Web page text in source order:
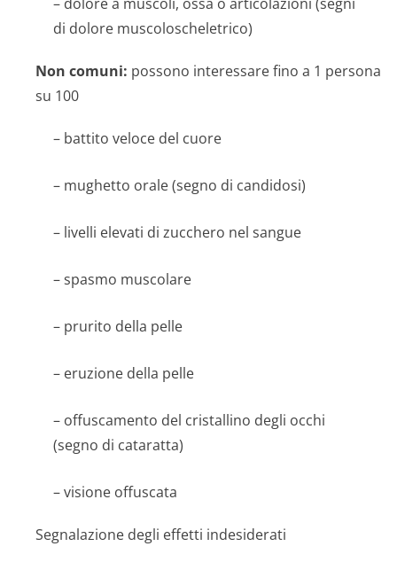
di dolore muscoloscheletrico)
Non comuni: possono interessare fino a 1 persona
su 100
– battito veloce del cuore
– mughetto orale (segno di candidosi)
– livelli elevati di zucchero nel sangue
– spasmo muscolare
– prurito della pelle
– eruzione della pelle
– offuscamento del cristallino degli occhi
(segno di cataratta)
– visione offuscata
Segnalazione degli effetti indesiderati